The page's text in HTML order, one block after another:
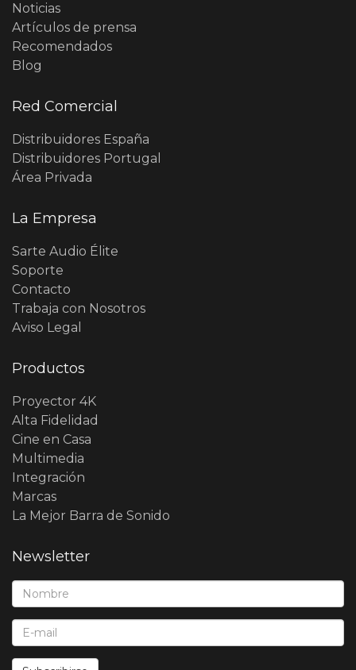
Noticias
Artículos de prensa
Recomendados
Blog
Red Comercial
Distribuidores España
Distribuidores Portugal
Área Privada
La Empresa
Sarte Audio Élite
Soporte
Contacto
Trabaja con Nosotros
Aviso Legal
Productos
Proyector 4K
Alta Fidelidad
Cine en Casa
Multimedia
Integración
Marcas
La Mejor Barra de Sonido
Newsletter
Nombre*:
E-Mail*: